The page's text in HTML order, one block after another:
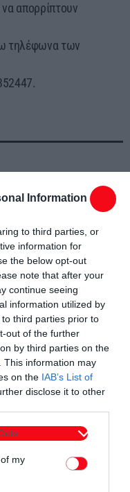
Information
to third parties, or
information for
the below opt-out
note that after your
continue seeing
information utilized by
third parties prior to
out of the further
by third parties on the
This information may
on the IAB’s List of
disclose it to other
my
απορρίπτουν
τηλέφωνα των